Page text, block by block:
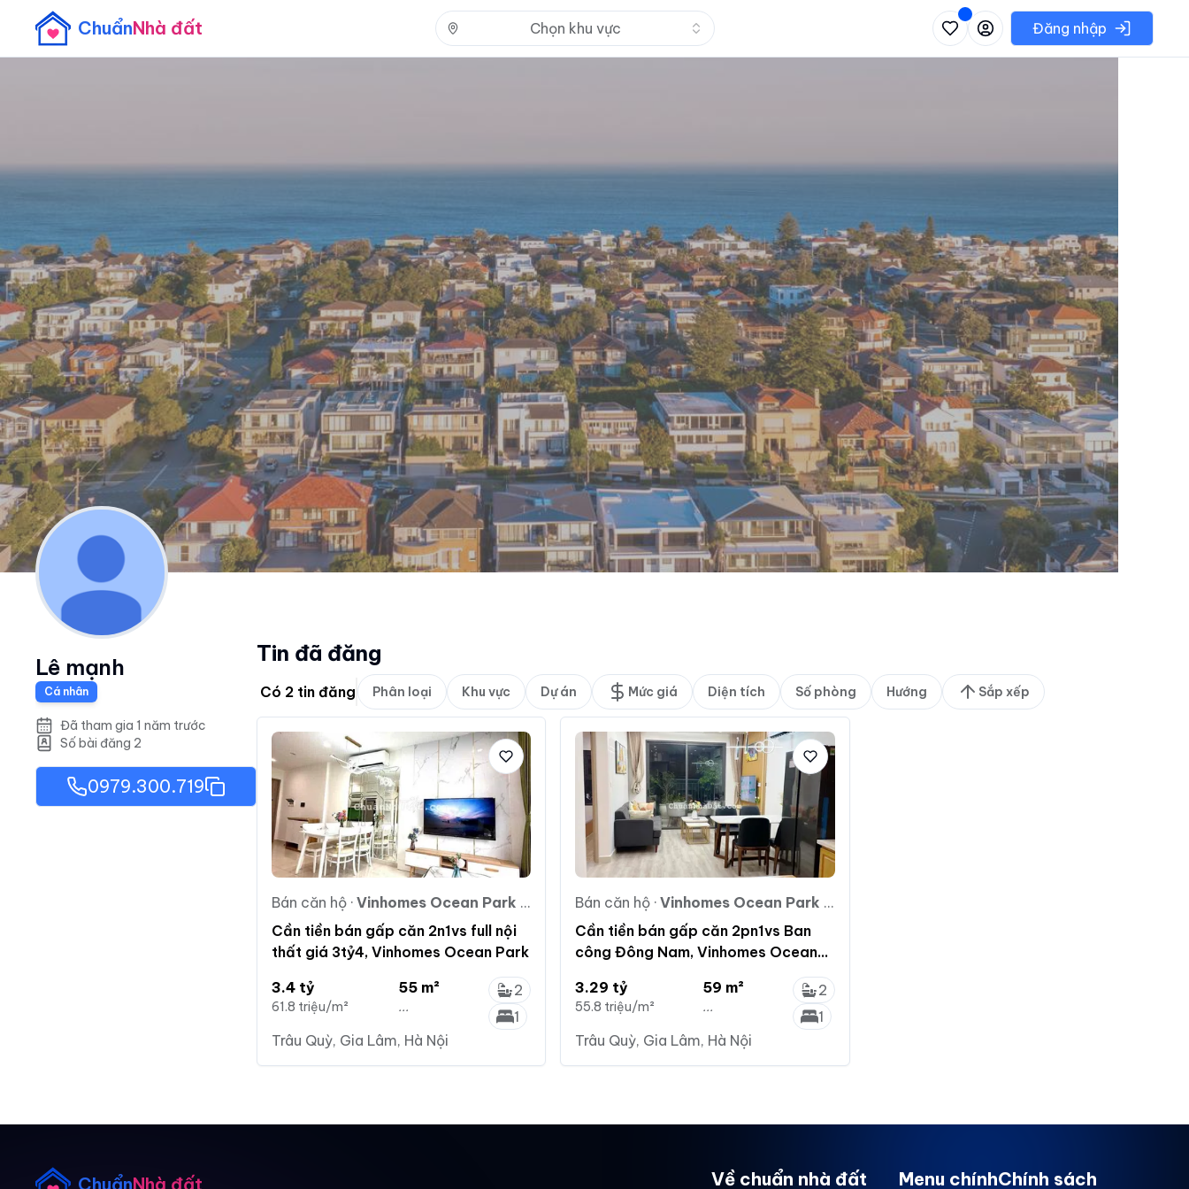
ChuẩnNhà đất Chọn khu vực Nhấn để mở danh sách các khu vực có thể chọnĐăng nhập
Lê mạnh
Cá nhân
Đã tham gia 1 năm trước
Số bài đăng 2
0979.300.719
Tin đã đăng
Có 2 tin đăng Phân loại Khu vực Dự án Mức giá Diện tích Số phòng Hướng Sắp xếp
Bán căn hộ · Vinhomes Ocean Park Gia Lâm
Cần tiền bán gấp căn 2n1vs full nội
thất giá 3tỷ4, Vinhomes Ocean Park
3.4 tỷ
61.8 triệu/m²
55 m²
...
2
1
Trâu Quỳ, Gia Lâm, Hà Nội
Bán căn hộ ·Vinhomes Ocean Park Gia Lâm
Cần tiền bán gấp căn 2pn1vs Ban
công Đông Nam, Vinhomes Ocean
3.29 tỷ
55.8 triệu/m²
59 m²
...
2
1
Trâu Quỳ, Gia Lâm, Hà Nội
ChuẩnNhà đất Về chuẩn nhà đất Menu chínhChính sách